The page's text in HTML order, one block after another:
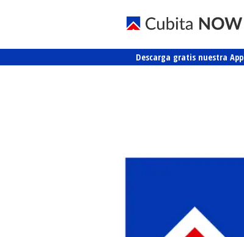
Descarga gratis nuestra App